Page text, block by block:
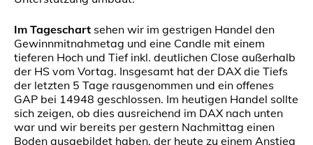
Im Tageschart sehen wir im gestrigen Handel den
Gewinnmitnahmetag und eine Candle mit einem
tieferen Hoch und Tief inkl. deutlichen Close außerhalb
der HS vom Vortag. Insgesamt hat der DAX die Tiefs
der letzten 5 Tage rausgenommen und ein offenes
GAP bei 14948 geschlossen. Im heutigen Handel sollte
sich zeigen, ob dies ausreichend im DAX nach unten
war und wir bereits per gestern Nachmittag einen
Boden ausgebildet haben, der heute zu einem Anstieg